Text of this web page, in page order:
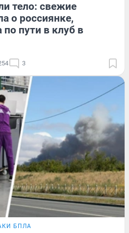
тело: свежие
о россиянке,
по пути в клуб в
3
БПЛА